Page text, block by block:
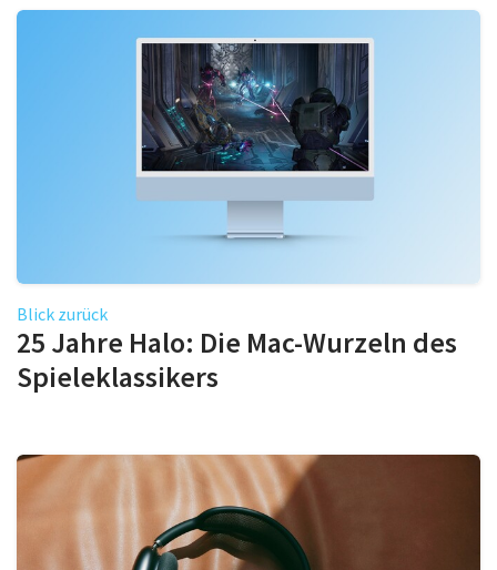
Blick zurück
25 Jahre Halo: Die Mac-Wurzeln des
Spieleklassikers